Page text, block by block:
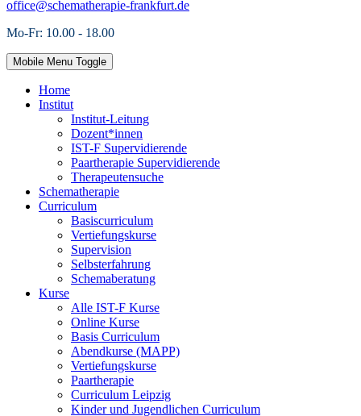
office@schematherapie-frankfurt.de
Mo-Fr: 10.00 - 18.00
Mobile Menu Toggle
Home
Institut
Institut-Leitung
Dozent*innen
IST-F Supervidierende
Paartherapie Supervidierende
Therapeutensuche
Schematherapie
Curriculum
Basiscurriculum
Vertiefungskurse
Supervision
Selbsterfahrung
Schemaberatung
Kurse
Alle IST-F Kurse
Online Kurse
Basis Curriculum
Abendkurse (MAPP)
Vertiefungskurse
Paartherapie
Curriculum Leipzig
Kinder und Jugendlichen Curriculum